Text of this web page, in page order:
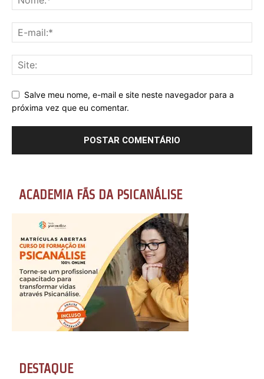
Salve meu nome, e-mail e site neste navegador para a
próxima vez que eu comentar.
ACADEMIA FÃS DA PSICANÁLISE
DESTAQUE